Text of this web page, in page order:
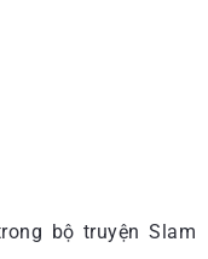
bộ truyện Slam